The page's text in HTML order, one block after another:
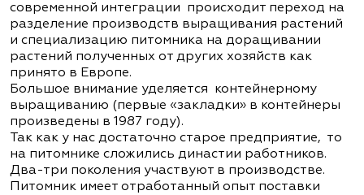
современной интеграции происходит переход на
разделение производств выращивания растений
и специализацию питомника на доращивании
растений полученных от других хозяйств как
принято в Европе.
Большое внимание уделяется контейнерному
выращиванию (первые «закладки» в контейнеры
произведены в 1987 году).
Так как у нас достаточно старое предприятие, то
на питомнике сложились династии работников.
Два-три поколения участвуют в производстве.
Питомник имеет отработанный опыт поставки